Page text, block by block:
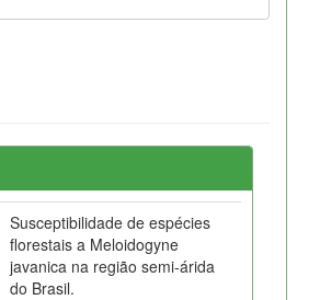
Susceptibilidade de espécies
florestais a Meloidogyne
javanica na região semi-árida
do Brasil.